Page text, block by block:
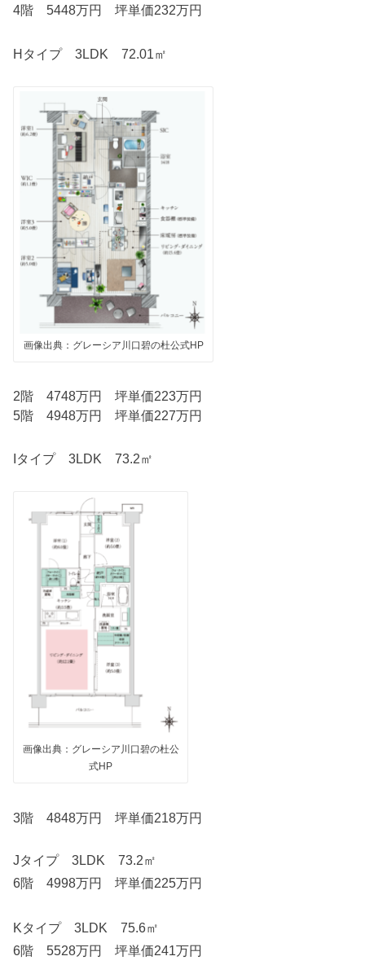
4階 5448万円 坪単価232万円
Hタイプ 3LDK 72.01㎡
画像出典：グレーシア川口碧の杜公式HP
2階 4748万円 坪単価223万円
5階 4948万円 坪単価227万円
Iタイプ 3LDK 73.2㎡
画像出典：グレーシア川口碧の杜公
式HP
3階 4848万円 坪単価218万円
Jタイプ 3LDK 73.2㎡
6階 4998万円 坪単価225万円
Kタイプ 3LDK 75.6㎡
6階 5528万円 坪単価241万円